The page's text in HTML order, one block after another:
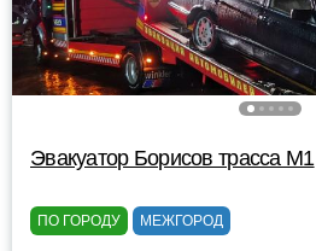
Эвакуатор Борисов трасса М1
ПО ГОРОДУ МЕЖГОРОД